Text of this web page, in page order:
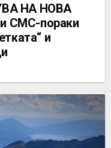
НА НОВА
СМС-пораки
и